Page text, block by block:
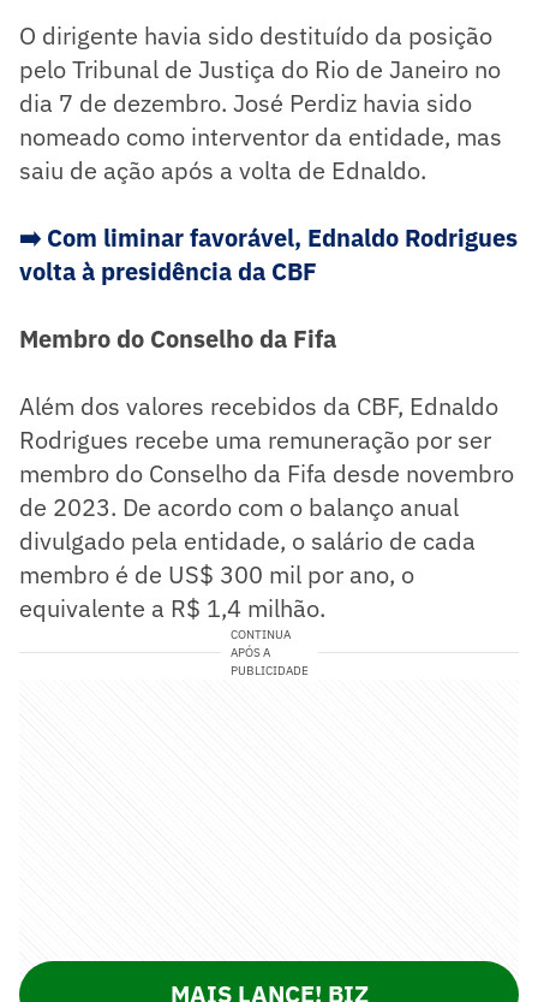
O dirigente havia sido destituído da posição
pelo Tribunal de Justiça do Rio de Janeiro no
dia 7 de dezembro. José Perdiz havia sido
nomeado como interventor da entidade, mas
saiu de ação após a volta de Ednaldo.
➡️ Com liminar favorável, Ednaldo Rodrigues
volta à presidência da CBF
Membro do Conselho da Fifa
Além dos valores recebidos da CBF, Ednaldo
Rodrigues recebe uma remuneração por ser
membro do Conselho da Fifa desde novembro
de 2023. De acordo com o balanço anual
divulgado pela entidade, o salário de cada
membro é de US$ 300 mil por ano, o
equivalente a R$ 1,4 milhão.
CONTINUA
APÓS A
PUBLICIDADE
MAIS LANCE! BIZ